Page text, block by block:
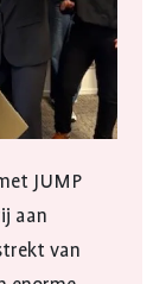
JUMP
aan
van